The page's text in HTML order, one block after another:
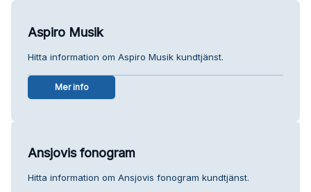
Aspiro Musik
Hitta information om Aspiro Musik kundtjänst.
Mer info
Ansjovis fonogram
Hitta information om Ansjovis fonogram kundtjänst.